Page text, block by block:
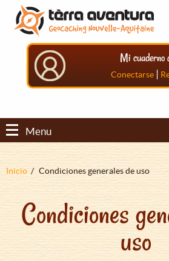
Pasar
contenido
principal
Pasar
menú
principal
Pasar
principal
Mi cuaderno
Conectarse |
Menu
Sobrescribir
ayuda
Inicio Condiciones generales de uso
Condiciones
uso